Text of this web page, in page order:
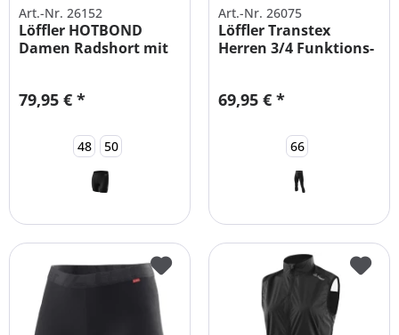
Art.-Nr. 26152
Löffler HOTBOND
Damen Radshort mit
79,95 € *
48 50
Art.-Nr. 26075
Löffler Transtex
Herren 3/4 Funktions-
69,95 € *
66